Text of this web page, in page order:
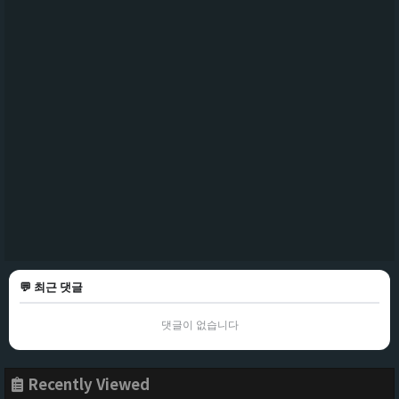
💬 최근 댓글
댓글이 없습니다
Recently Viewed